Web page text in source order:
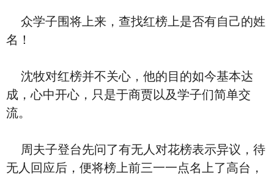
众学子围将上来，查找红榜上是否有自己的姓
名！
沈牧对红榜并不关心，他的目的如今基本达
成，心中开心，只是于商贾以及学子们简单交
流。
周夫子登台先问了有无人对花榜表示异议，待
无人回应后，便将榜上前三一一点名上了高台，